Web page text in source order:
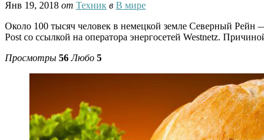
Янв 19, 2018 от Техник в В мире
Около 100 тысяч человек в немецкой земле Северный Рейн
Post со ссылкой на оператора энергосетей Westnetz.
Просмотры 56 Любо 5